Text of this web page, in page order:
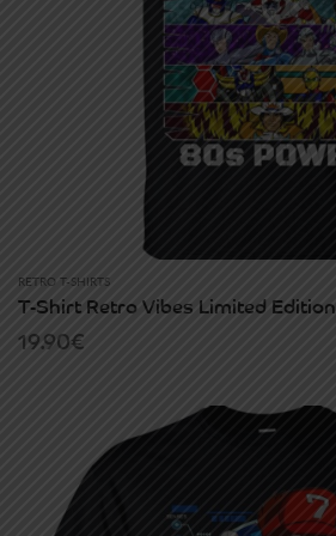
RETRO T-SHIRTS
T-Shirt Retro Vibes Limited Edition
19.90€